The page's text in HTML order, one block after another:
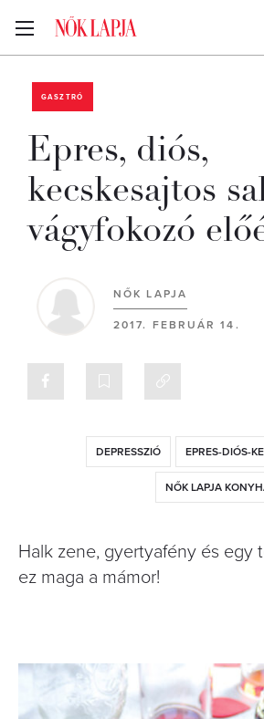
GASZTRÓ
Epres, diós,
kecskesajtos
vágyfokozó
NŐK LAPJA
2017. FEBRUÁR 14.
DEPRESSZIÓ EPRES-DIÓS-
NŐK LAPJA
Halk zene, gyertyafény és egy
ez maga a mámor!